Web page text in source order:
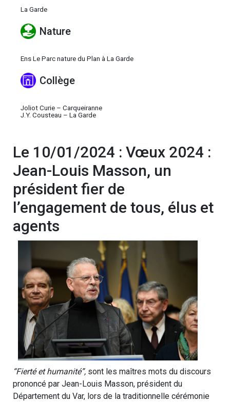
La Garde
Nature
Ens Le Parc nature du Plan à La Garde
Collège
Joliot Curie – Carqueiranne
J.Y. Cousteau – La Garde
Le 10/01/2024 : Vœux 2024 :
Jean-Louis Masson, un
président fier de
l’engagement de tous, élus et
agents
“Fierté et humanité”, sont les maîtres mots du discours
prononcé par Jean-Louis Masson, président du
Département du Var, lors de la traditionnelle cérémonie